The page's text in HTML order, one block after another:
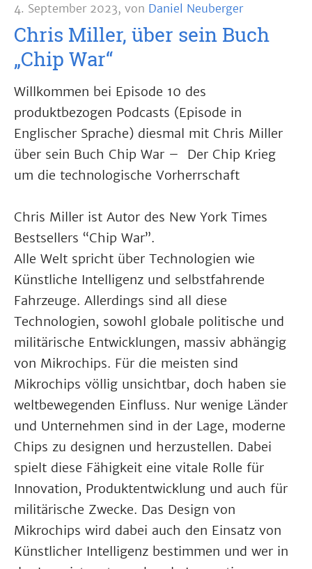
4. September 2023, von Daniel Neuberger
Chris Miller, über sein Buch
„Chip War“
Willkommen bei Episode 10 des
produktbezogen Podcasts (Episode in
Englischer Sprache) diesmal mit Chris Miller
über sein Buch Chip War – Der Chip Krieg
um die technologische Vorherrschaft
Chris Miller ist Autor des New York Times
Bestsellers “Chip War”.
Alle Welt spricht über Technologien wie
Künstliche Intelligenz und selbstfahrende
Fahrzeuge. Allerdings sind all diese
Technologien, sowohl globale politische und
militärische Entwicklungen, massiv abhängig
von Mikrochips. Für die meisten sind
Mikrochips völlig unsichtbar, doch haben sie
weltbewegenden Einfluss. Nur wenige Länder
und Unternehmen sind in der Lage, moderne
Chips zu designen und herzustellen. Dabei
spielt diese Fähigkeit eine vitale Rolle für
Innovation, Produktentwicklung und auch für
militärische Zwecke. Das Design von
Mikrochips wird dabei auch den Einsatz von
Künstlicher Intelligenz bestimmen und wer in